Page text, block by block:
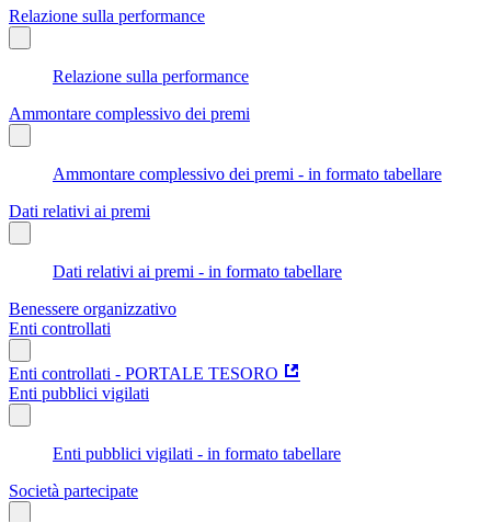
Relazione sulla performance
Relazione sulla performance
Ammontare complessivo dei premi
Ammontare complessivo dei premi - in formato tabellare
Dati relativi ai premi
Dati relativi ai premi - in formato tabellare
Benessere organizzativo
Enti controllati
Enti controllati - PORTALE TESORO
Enti pubblici vigilati
Enti pubblici vigilati - in formato tabellare
Società partecipate